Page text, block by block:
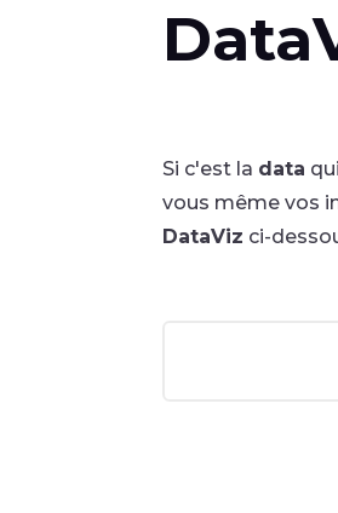
Si c'est la data
vous même vos
DataViz ci-